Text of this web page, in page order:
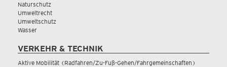
Naturschutz
Umweltrecht
Umweltschutz
Wasser
VERKEHR & TECHNIK
Aktive Mobilität (Radfahren/Zu-Fuß-Gehen/Fahrgemeinschaften)